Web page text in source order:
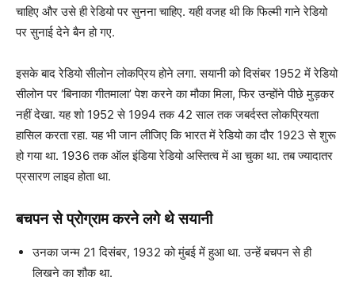
चाहिए और उसे ही रेडियो पर सुनना चाहिए. यही वजह थी कि फिल्मी गाने रेडियो
पर सुनाई देने बैन हो गए.
इसके बाद रेडियो सीलोन लोकप्रिय होने लगा. सयानी को दिसंबर 1952 में रेडियो
सीलोन पर ‘बिनाका गीतमाला’ पेश करने का मौका मिला, फिर उन्होंने पीछे मुड़कर
नहीं देखा. यह शो 1952 से 1994 तक 42 साल तक जबर्दस्त लोकप्रियता
हासिल करता रहा. यह भी जान लीजिए कि भारत में रेडियो का दौर 1923 से शुरू
हो गया था. 1936 तक ऑल इंडिया रेडियो अस्तित्व में आ चुका था. तब ज्यादातर
प्रसारण लाइव होता था.
बचपन से प्रोग्राम करने लगे थे सयानी
उनका जन्म 21 दिसंबर, 1932 को मुंबई में हुआ था. उन्हें बचपन से ही
लिखने का शौक था.